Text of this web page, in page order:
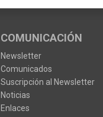
COMUNICACIÓN
Newsletter
Comunicados
Suscripción al Newsletter
Noticias
Enlaces